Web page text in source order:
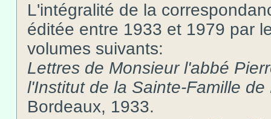
L'intégralité de la
éditée entre 1933 et 1979 par
volumes suivants:
Lettres de Monsieur l'abbé
l'Institut de la Sainte-Famille
Bordeaux, 1933.